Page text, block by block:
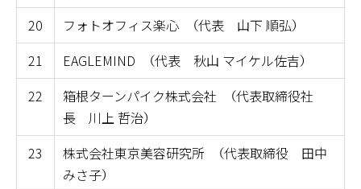
20
フォトオフィス楽心 （代表 山下 順弘）
21
EAGLEMIND （代表 秋山 マイケル佐吉）
22
箱根ターンパイク株式会社 （代表取締役社
長 川上 哲治）
23
株式会社東京美容研究所 （代表取締役 田中
みさ子）